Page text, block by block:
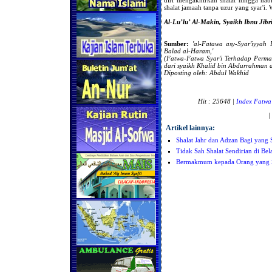
shalat jamaah tanpa uzur yang syar'i.
Al-Lu’lu’ Al-Makin, Syaikh Ibnu
Sumber:
'al-Fatawa asy-
Balad al-Haram,'
(Fatwa-Fatwa Syar'i Terhadap
dari syaikh Khalid bin Abdurrahman
Diposting oleh: Abdul Wakhid
Hit : 25648 | Index Fatwa
|
Artikel lainnya:
Shalat Jahr dan Adzan Bagi yang
Tidak Sah Shalat Sendirian di
Bermakmum kepada Orang yang